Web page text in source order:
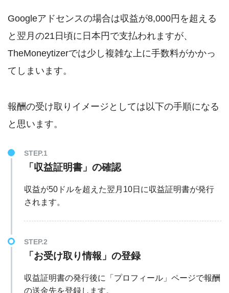
Googleアドセンスの場合は収益が8,000円を超える
と翌月の21日頃に日本円で支払われますが、
TheMoneytizerでは少し複雑な上に手数料がかかっ
てしまいます。
報酬の受け取りイメージとしては以下の手順になる
と思います。
STEP.1
「収益証明書」の確認
収益が50ドルを超えた翌月10日に収益証明書が発行
されます。
STEP.2
「お受け取り情報」の登録
収益証明書の発行後に「プロフィール」ページで報酬
の送金先を登録します。